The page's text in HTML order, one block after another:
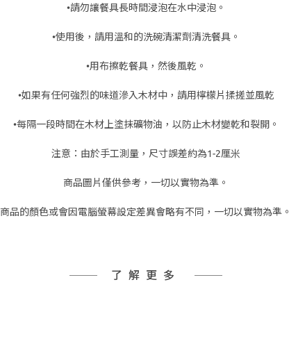
•請勿讓餐具長時間浸泡在水中浸泡。
•使用後，請用溫和的洗碗清潔劑清洗餐具。
•用布擦乾餐具，然後風乾。
•如果有任何強烈的味道滲入木材中，請用檸檬片揉搓並風乾
•每隔一段時間在木材上塗抹礦物油，以防止木材變乾和裂開。
注意：由於手工測量，尺寸誤差約為1-2厘米
商品圖片僅供參考，一切以實物為準。
商品的顏色或會因電腦螢幕設定差異會略有不同，一切以實物為準。
了解更多